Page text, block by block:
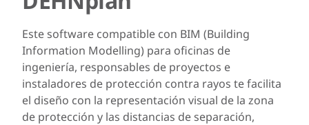
Este software compatible con BIM (Building
Information Modelling) para oficinas de
ingeniería, responsables de proyectos e
instaladores de protección contra rayos te facilita
el diseño con la representación visual de la zona
de protección y las distancias de separación,